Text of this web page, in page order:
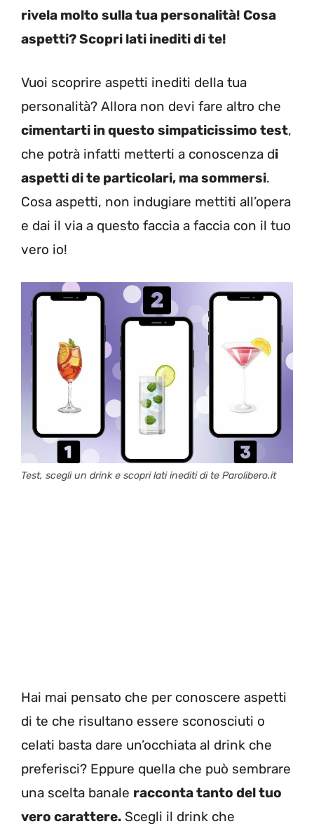
rivela molto sulla tua personalità! Cosa
aspetti? Scopri lati inediti di te!
Vuoi scoprire aspetti inediti della tua
personalità? Allora non devi fare altro che
cimentarti in questo simpaticissimo test,
che potrà infatti metterti a conoscenza di
aspetti di te particolari, ma sommersi.
Cosa aspetti, non indugiare mettiti all’opera
e dai il via a questo faccia a faccia con il tuo
vero io!
Test, scegli un drink e scopri lati inediti di te Parolibero.it
Hai mai pensato che per conoscere aspetti
di te che risultano essere sconosciuti o
celati basta dare un’occhiata al drink che
preferisci? Eppure quella che può sembrare
una scelta banale racconta tanto del tuo
vero carattere. Scegli il drink che